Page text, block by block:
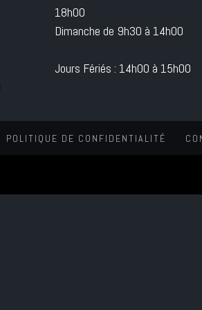
18h00
Dimanche de 9h30 à 14h00
Jours Fériés : 14h00 à 15h00
POLITIQUE DE CONFIDENTIALITÉ